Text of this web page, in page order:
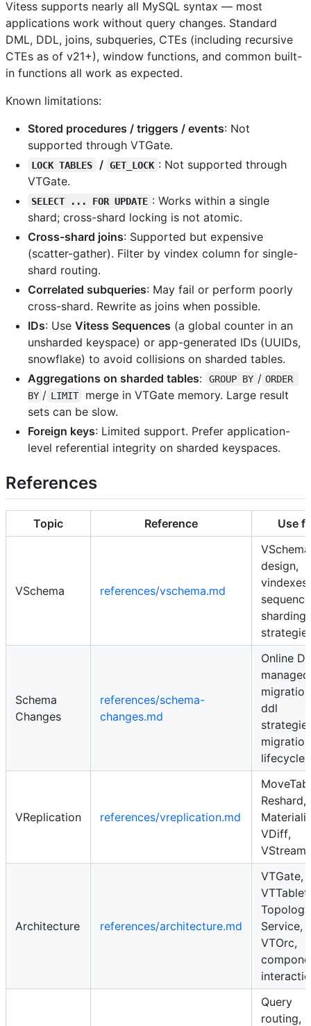
Vitess supports nearly all MySQL syntax — most
applications work without query changes. Standard
DML, DDL, joins, subqueries, CTEs (including recursive
CTEs as of v21+), window functions, and common built-
in functions all work as expected.
Known limitations:
Stored procedures / triggers / events: Not
supported through VTGate.
LOCK TABLES / GET_LOCK : Not supported through
VTGate.
SELECT ... FOR UPDATE : Works within a single
shard; cross-shard locking is not atomic.
Cross-shard joins: Supported but expensive
(scatter-gather). Filter by vindex column for single-
shard routing.
Correlated subqueries: May fail or perform poorly
cross-shard. Rewrite as joins when possible.
IDs: Use Vitess Sequences (a global counter in an
unsharded keyspace) or app-generated IDs (UUIDs,
snowflake) to avoid collisions on sharded tables.
Aggregations on sharded tables: GROUP BY / ORDER
BY / LIMIT
merge in VTGate memory. Large result
sets can be slow.
Foreign keys: Limited support. Prefer application-
level referential integrity on sharded keyspaces.
References
Topic Reference Use
VSchema references/vschema.md
VSchema
design,
vindexes,
sharding
Schema
Changes
references/schema-
changes.md
Online
managed
ddl
migration
lifecycle
VReplication references/vreplication.md
Reshard,
VDiff,
VStream
Architecture references/architecture.md
VTGate,
VTTablet,
Topology
Service,
VTOrc,
Query
routing,